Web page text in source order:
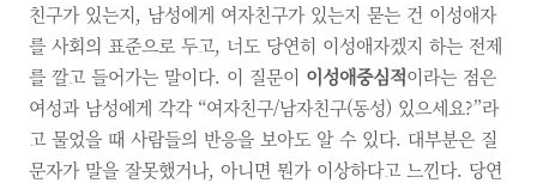
친구가 있는지, 남성에게 여자친구가 있는지 묻는 건 이성애자
를 사회의 표준으로 두고, 너도 당연히 이성애자겠지 하는 전제
를 깔고 들어가는 말이다. 이 질문이 이성애중심적이라는 점은
여성과 남성에게 각각 “여자친구/남자친구(동성) 있으세요?”라
고 물었을 때 사람들의 반응을 보아도 알 수 있다. 대부분은 질
문자가 말을 잘못했거나, 아니면 뭔가 이상하다고 느낀다. 당연